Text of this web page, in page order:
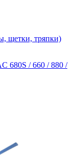
щетки, тряпки)
680S / 660 / 880 /